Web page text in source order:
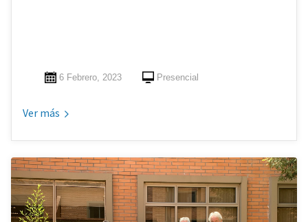
6 Febrero, 2023 Presencial
Ver más